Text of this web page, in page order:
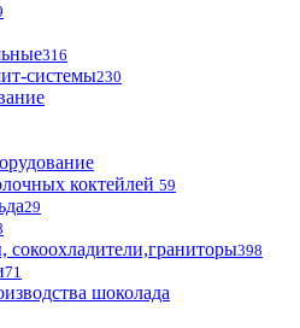
316
системы230
коктейлей 59
29
сокоохладители,граниторы398
71
шоколада